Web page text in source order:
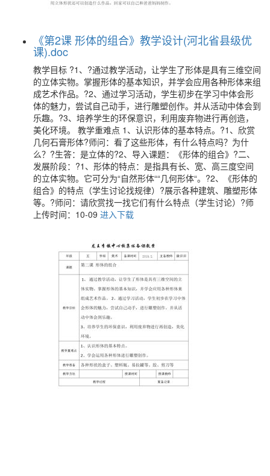
《第2课 形体的组合》教学设计(河北省县级优
课).doc
教学目标 ?1、?通过教学活动，让学生了形体是具有三维空间
的立体实物。掌握形体的基本知识，并学会应用各种形体来组
成艺术作品。?2、通过学习活动，学生初步在学习中体会形
体的魅力，尝试自己动手，进行雕塑创作。并从活动中体会到
乐趣。?3、培养学生的环保意识，利用废弃物进行再创造，
美化环境。 教学重难点 1、认识形体的基本特点。?1、欣赏
几何石膏形体?师问：看了这些形体，有什么特点吗？为什
么？?生答：是立体的?2、导入课题：《形体的组合》?二、
发展阶段：?1、形体的特点：是指具有长、宽、高三度空间
的立体实物。它可分为“自然形体““几何形体“。?2、《形体的
组合》的特点（学生讨论找规律）?展示各种建筑、雕塑形体
等。?师问：请欣赏找一找它们有什么特点（学生讨论）?师
上传时间：10-09 进入下载